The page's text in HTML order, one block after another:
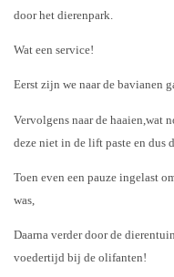
door het dierenpark.
Wat een service!
Eerst zijn we naar de bavianen
Vervolgens naar de haaien,wat
deze niet in de lift paste en dus
Toen even een pauze ingelast
was,
Daarna verder door de
voedertijd bij de olifanten!